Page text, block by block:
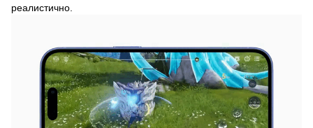
реалистично.